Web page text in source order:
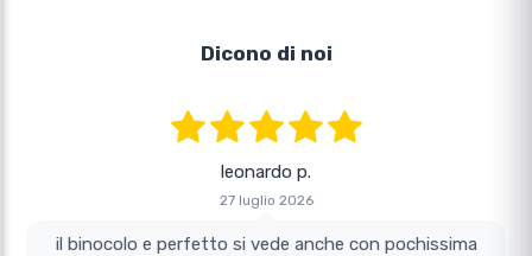
Dicono di noi
leonardo p.
27 luglio 2026
il binocolo e perfetto si vede anche con pochissima